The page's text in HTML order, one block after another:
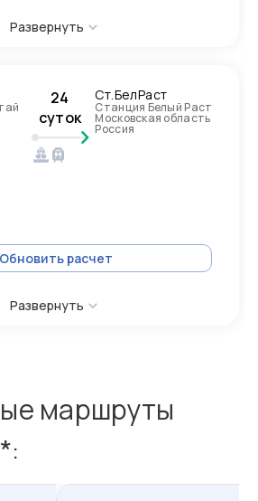
Развернуть
24
суток
Ст.БелРаст
Станция Белый Раст
Московская область
Россия
Обновить расчет
Развернуть
маршруты